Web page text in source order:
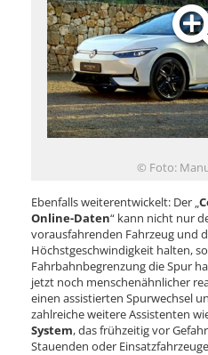
© Foto:
Ebenfalls weiterentwickelt: Der „
Online-Daten“ kann nicht nur
vorausfahrenden Fahrzeug und
Höchstgeschwindigkeit halten,
Fahrbahnbegrenzung die Spur
jetzt noch menschenähnlicher
einen assistierten Spurwechsel
zahlreiche weitere Assistenten
System, das frühzeitig vor
Stauenden oder